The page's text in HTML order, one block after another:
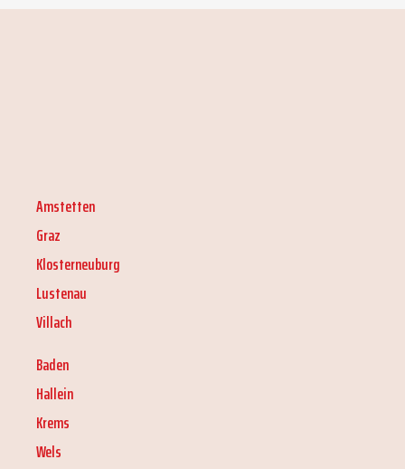
Amstetten
Graz
Klosterneuburg
Lustenau
Villach
Baden
Hallein
Krems
Wels